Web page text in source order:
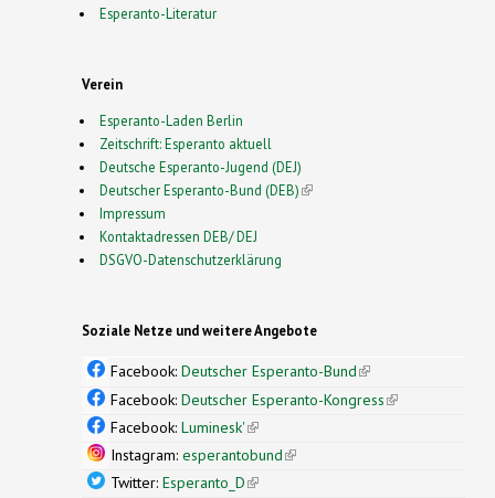
Esperanto-Literatur
Verein
Esperanto-Laden Berlin
Zeitschrift: Esperanto aktuell
Deutsche Esperanto-Jugend (DEJ)
Deutscher Esperanto-Bund (DEB)(link is external)
Impressum
Kontaktadressen DEB/ DEJ
DSGVO-Datenschutzerklärung
Soziale Netze und weitere Angebote
Facebook: Deutscher Esperanto-Bund(link is
external)
Facebook: Deutscher Esperanto-Kongress(link is
Facebook: Luminesk'(link is external)
Instagram: esperantobund(link is external)
Twitter: Esperanto_D(link is external)